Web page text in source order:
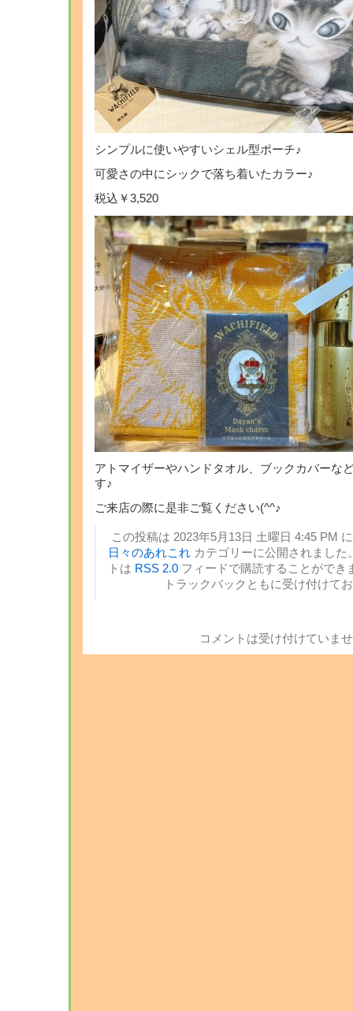
シンプルに使いやすいシェル型ポーチ♪
可愛さの中にシックで落ち着いたカラー♪
税込￥3,520
アトマイザーやハンドタオル、ブックカバーな
す♪
ご来店の際に是非ご覧ください(^^♪
この投稿は 2023年5月13日 土曜日 4:45 PM
日々のあれこれカテゴリーに公開されました
トは RSS 2.0 フィードで購読することができ
トラックバックともに受け付けて
コメントは受け付けていま